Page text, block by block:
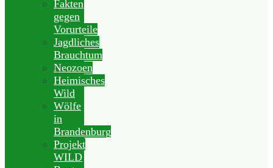
Fakten
gegen
Vorurteile
Jagdliches
Brauchtum
Neozoen
Heimisches
Wild
Wölfe
in
Brandenburg
Projekt
WILD